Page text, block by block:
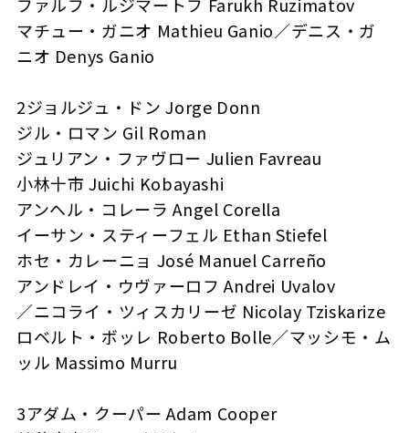
ファルフ・ルジマートフ Farukh Ruzimatov
マチュー・ガニオ Mathieu Ganio／デニス・ガ
ニオ Denys Ganio
2ジョルジュ・ドン Jorge Donn
ジル・ロマン Gil Roman
ジュリアン・ファヴロー Julien Favreau
小林十市 Juichi Kobayashi
アンヘル・コレーラ Angel Corella
イーサン・スティーフェル Ethan Stiefel
ホセ・カレーニョ José Manuel Carreño
アンドレイ・ウヴァーロフ Andrei Uvalov
／ニコライ・ツィスカリーゼ Nicolay Tziskarize
ロベルト・ボッレ Roberto Bolle／マッシモ・ム
ッル Massimo Murru
3アダム・クーパー Adam Cooper